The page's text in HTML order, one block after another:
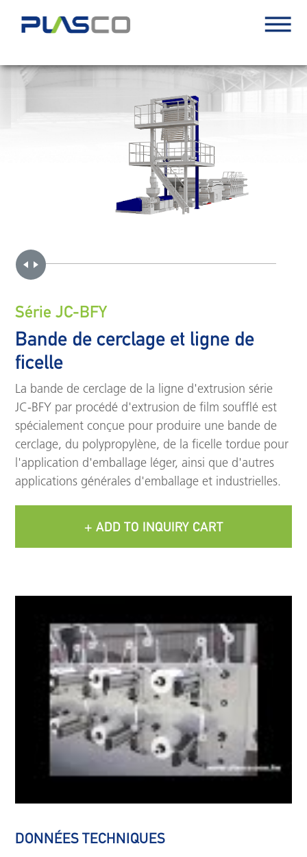
Série JC-BFY
Bande de cerclage et ligne de
ficelle
La bande de cerclage de la ligne d'extrusion série
JC-BFY par procédé d'extrusion de film soufflé est
spécialement conçue pour produire une bande de
cerclage, du polypropylène, de la ficelle tordue pour
l'application d'emballage léger, ainsi que d'autres
applications générales d'emballage et industrielles.
+ ADD TO INQUIRY CART
DONNÉES TECHNIQUES